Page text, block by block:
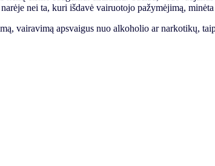
nei ta, kuri išdavė vairuotojo pažymėjimą,
vairavimą apsvaigus nuo alkoholio ar narkotikų,